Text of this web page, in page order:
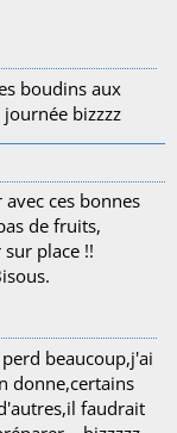
boudins aux
bizzzz
ces bonnes
de fruits,
place !!
beaucoup,j'ai
donne,certains
faudrait